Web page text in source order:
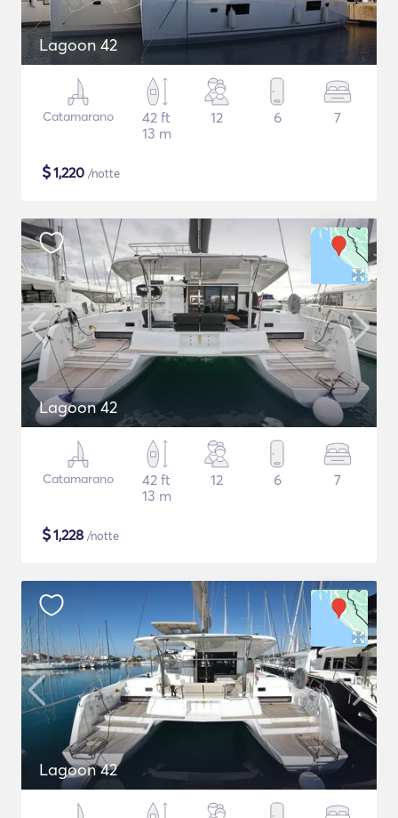
Lagoon 42
Catamarano
42 ft
13 m
12 6 7
$1,220 /notte
Lagoon 42
Catamarano
42 ft
13 m
12 6 7
$1,228 /notte
Lagoon 42